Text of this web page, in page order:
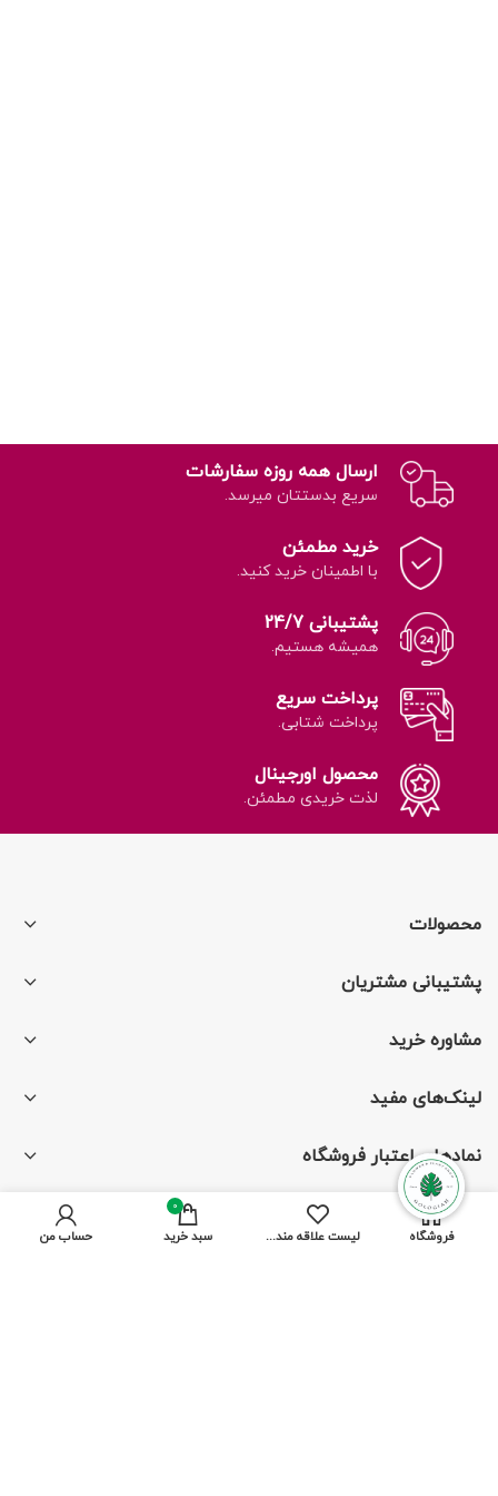
ارسال همه روزه سفارشات
سریع بدستتان میرسد.
خرید مطمئن
با اطمینان خرید کنید.
پشتیبانی 24/7
همیشه هستیم.
پرداخت سریع
پرداخت شتابی.
محصول اورجینال
لذت خریدی مطمئن.
محصولات
پشتیبانی مشتریان
مشاوره خرید
لینک‌های مفید
نمادهای اعتبار فروشگاه
فروشگاه لیست علاقه مندی ها
0
سبد خرید حساب من